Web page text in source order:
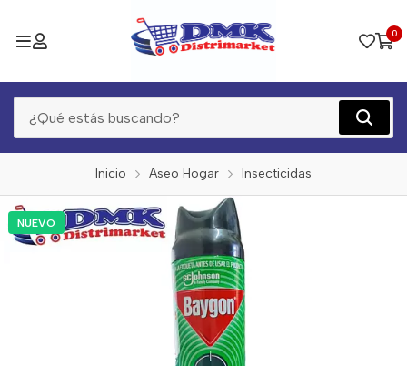
0
Inicio Aseo Hogar Insecticidas
NUEVO